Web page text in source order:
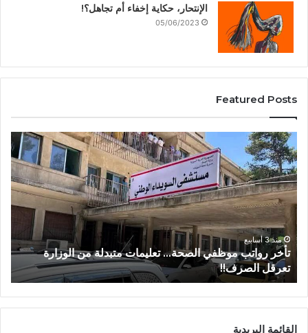
الإنتحار، حكاية إخفاء أم تجاهل؟!
05/06/2023
Featured Posts
منذ 3 أسابيع
من عتيل .. تكريم يوثق إرث عالم الآثار الراحل علي أبو
عساف.
القائمة البريدية